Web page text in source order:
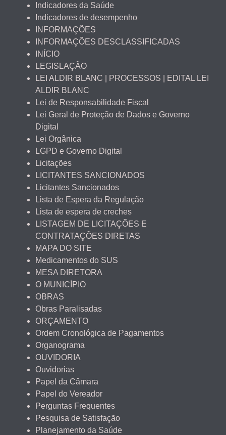
Indicadores da Saúde
Indicadores de desempenho
INFORMAÇÕES
INFORMAÇÕES DESCLASSIFICADAS
INÍCIO
LEGISLAÇÃO
LEI ALDIR BLANC | PROCESSOS | EDITAL LEI
ALDIR BLANC
Lei de Responsabilidade Fiscal
Lei Geral de Proteção de Dados e Governo
Digital
Lei Orgânica
LGPD e Governo Digital
Licitações
LICITANTES SANCIONADOS
Licitantes Sancionados
Lista de Espera da Regulação
Lista de espera de creches
LISTAGEM DE LICITAÇÕES E
CONTRATAÇÕES DIRETAS
MAPA DO SITE
Medicamentos do SUS
MESA DIRETORA
O MUNICÍPIO
OBRAS
Obras Paralisadas
ORÇAMENTO
Ordem Cronológica de Pagamentos
Organograma
OUVIDORIA
Ouvidorias
Papel da Câmara
Papel do Vereador
Perguntas Frequentes
Pesquisa de Satisfação
Planejamento da Saúde